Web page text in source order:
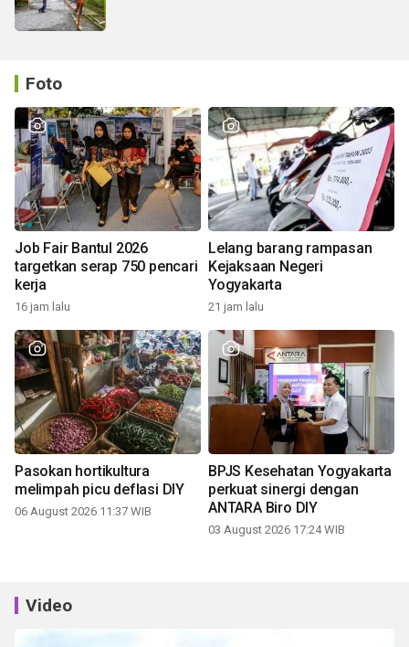
Foto
Job Fair Bantul 2026
targetkan serap 750 pencari
kerja
16 jam lalu
Lelang barang rampasan
Kejaksaan Negeri
Yogyakarta
21 jam lalu
Pasokan hortikultura
melimpah picu deflasi DIY
06 August 2026 11:37 WIB
BPJS Kesehatan Yogyakarta
perkuat sinergi dengan
ANTARA Biro DIY
03 August 2026 17:24 WIB
Video